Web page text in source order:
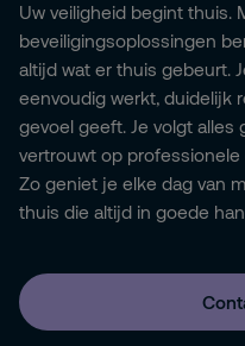
Uw veiligheid begint thuis.
beveiligingsoplossingen
altijd wat er thuis gebeurt.
eenvoudig werkt, duidelijk
gevoel geeft. Je volgt alles
vertrouwt op
Zo geniet je elke dag van
thuis die altijd in goede